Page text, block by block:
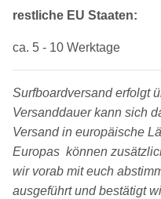
restliche EU Staaten:
ca. 5 - 10 Werktage
Surfboardversand erfolgt
Versanddauer kann sich
Versand in europäische
Europas können
wir vorab mit euch
ausgeführt und bestätigt